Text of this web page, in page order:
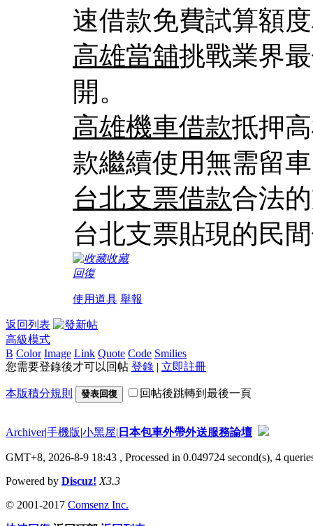
速借款免費試算額
高雄當舖挑戰業界
開。
高雄機車借款抵押
款繼續使用無需留
台北支票借款合法
台北支票貼現的民
收藏
回復
使用道具 舉報
返回列表
高級模式
B Color Image Link Quote Code Smilies
您需要登錄後才可以回帖 登錄 | 立即註冊
本版積分規則 發表回復 回帖後跳轉到最後一頁
Archiver|手機版|小黑屋| 日本包車外帶外送服務論壇
GMT+8, 2026-8-9 18:43 , Processed in 0.049724 second(s), 4
Powered by Discuz! X3.3
© 2001-2017 Comsenz Inc.